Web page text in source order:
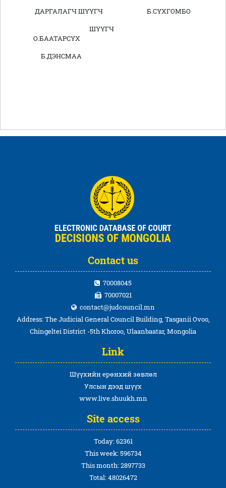
ДАРГАЛАГЧ ШҮҮГЧ Б.СҮХГОМБО
ШҮҮГЧ
О.БААТАРСҮХ
Б.ДЭНСМАА
Contact us
70008045
70007021
contact@judcouncil.mn
Address: The Judicial General Council Building, Tasganii Ovoo,
Chingeltei District -5th Khoroo, Ulaanbaatar, Mongolia
Link
Шүүхийн ерөнхий зөвлөл
Улсын дээд шүүх
www.live.shuukh.mn
Site access
Today: 62361
This week: 596734
This month: 2897733
Total: 48026472